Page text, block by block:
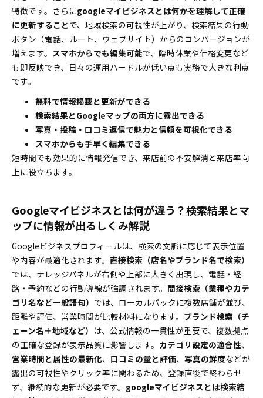
アップを実現
Googleマイビジネスの口コミ運用 “ありがとう”が
集まるルール作り
インサイトで学ぶGoogleマイビジネス集客UPの最適解
Googleマイビジネスの指標を読む！数値から分か
Googleマイビジネス運用の目標設定とダッシュボ
ード雛形一挙公開
ローカルSEOの基本でGoogleマイビジネス上位表示へ
の最短ルートを押さえる
Googleマイビジネス上位表示に効く三大要素！伸
ばす改善タスクと優先順位
を底上げ
トラブル回避とログイン不可時の“今すぐ使え
Googleマイビジネスのオーナー認証できない時の
よくある分岐と対応フロー
Googleマイビジネスの権限共有・引き継ぎ管理
術！管理者追加の手順ガイド
よくある質問と運用テンプレートでGoogleマイビジネ
スの迷いを一発解消
Googleマイビジネスの料金や無料利用範囲“まる
わかり”Q&A
Googleマイビジネスの反映や審査が遅いとき、よ
くあるQ&Aと解決策
特徴です。さらにgoogleマイビジネスとは何かを理解して正確
に更新することで、地域検索の可視性が上がり、検索結果の行動
ボタン（電話、ルート、ウェブサイト）からのコンバージョンが
増えます。 スマホからでも編集可能で、臨時休業や価格変更など
も即反映でき、日々の運用ハードルが低い点も実務で大きな利点
です。
無料で情報掲載と更新ができる
検索結果とGoogleマップの両方に露出できる
写真・投稿・口コミ返信で魅力と信頼を可視化できる
スマホからも手早く編集できる
短時間でも効果的に情報発信でき、来店前の不安解消と来店率向
上に役立ちます。
Googleマイビジネスとは何が違う？検索結果とマ
ップに情報が出るしくみ解説
Googleビジネスプロフィールは、検索の文脈に応じて表示位置
や内容が最適化されます。 直接検索（店名やブランド名で検索）
では、ナレッジパネルが右側や上部に大きく出現し、電話・経
路・予約などの行動導線が強調されます。 間接検索（業種やカテ
ゴリ名など一般語句） では、ローカルパックに複数店舗が並び、
距離や評価、営業時間が比較材料になります。 ブランド検索（チ
ェーン名＋地域など） は、公式情報の一貫性が重要で、複数拠点
の正確な登録が表示品質に影響します。 カテゴリ設定の適合性、
営業時間と属性の最新化、 口コミの量と評価、 写真の鮮度などが
露出の可視性やクリック率に関わるため、登録直後で終わらせ
ず、継続的な更新が必要です。 googleマイビジネスとは検索結